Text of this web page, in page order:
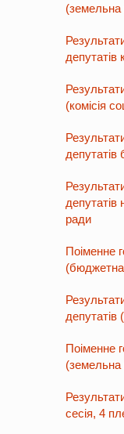
(земельна
депутатів
(комісія
депутатів
депутатів
ради
Поіменне
(бюджетна
депутатів
Поіменне
(земельна
сесія, 4